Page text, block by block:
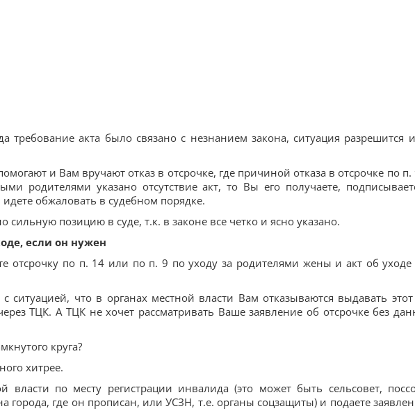
требование акта было связано с незнанием закона, ситуация разрешится
и Вам вручают отказ в отсрочке, где причиной отказа в отсрочке по п.
родителями указано отсутствие акт, то Вы его получаете,
обжаловать в судебном порядке.
сильную позицию в суде, т.к. в законе все четко и ясно указано.
если он нужен
отсрочку по п. 14 или по п. 9 по уходу за родителями жены и акт об
с ситуацией, что в органах местной власти Вам отказываются выдавать этот
ТЦК. А ТЦК не хочет рассматривать Ваше заявление об отсрочке без
круга?
хитрее.
власти по месту регистрации инвалида (это может быть сельсовет,
города, где он прописан, или УСЗН, т.е. органы соцзащиты) и подаете